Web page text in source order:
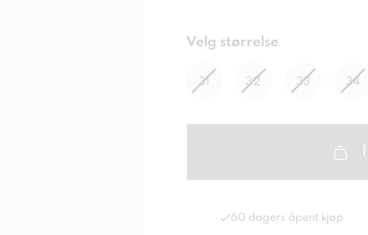
Velg størrelse
31 32 33 34
60 dagers åpent kjøp